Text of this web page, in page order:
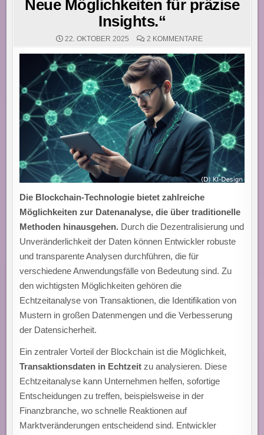
Neue Möglichkeiten für präzise
Insights.“
22. OKTOBER 2025 2 KOMMENTAREZU
NUTZEN
BLOCKCHAIN
ZUR
EFFEKTIVEN
DATENANALYSE:
NEUE
MÖGLICHKEITEN
FÜR
PRÄZISE
INSIGHTS.“
Die Blockchain-Technologie bietet zahlreiche
Möglichkeiten zur Datenanalyse, die über traditionelle
Methoden hinausgehen. Durch die Dezentralisierung und
Unveränderlichkeit der Daten können Entwickler robuste
und transparente Analysen durchführen, die für
verschiedene Anwendungsfälle von Bedeutung sind. Zu
den wichtigsten Möglichkeiten gehören die
Echtzeitanalyse von Transaktionen, die Identifikation von
Mustern in großen Datenmengen und die Verbesserung
der Datensicherheit.
Ein zentraler Vorteil der Blockchain ist die Möglichkeit,
Transaktionsdaten in Echtzeit zu analysieren. Diese
Echtzeitanalyse kann Unternehmen helfen, sofortige
Entscheidungen zu treffen, beispielsweise in der
Finanzbranche, wo schnelle Reaktionen auf
Marktveränderungen entscheidend sind. Entwickler